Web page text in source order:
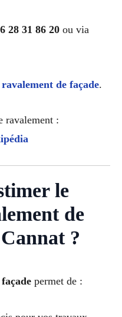
28 31 86 20ou via
ravalement de façade.
ravalement :
le
de
?
permet de :